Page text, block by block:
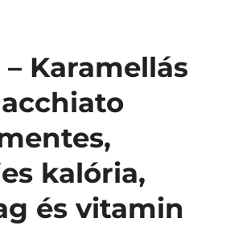
– Karamellás
kalória,
és vitamin